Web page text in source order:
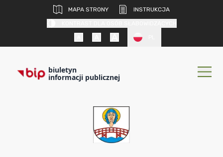
MAPA STRONY
INSTRUKCJA
biuletyn
informacji publicznej